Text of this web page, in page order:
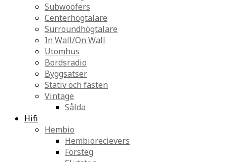
Subwoofers
Centerhögtalare
Surroundhögtalare
In Wall/On Wall
Utomhus
Bordsradio
Byggsatser
Stativ och fästen
Vintage
Sålda
Hifi
Hembio
Hembiorecievers
Försteg